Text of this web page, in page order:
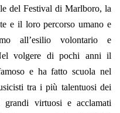
del Festival di Marlboro, la
e il loro percorso umano e
all’esilio volontario e
volgere di pochi anni il
e ha fatto scuola nel
tra i più talentuosi dei
virtuosi e acclamati